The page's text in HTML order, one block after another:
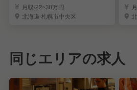
きませんか？
月収/22~30万円
北海道 札幌市中央区
ッ
同じエリアの求人